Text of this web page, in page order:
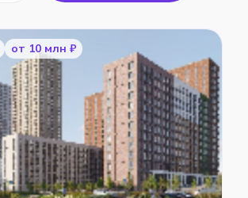
от 10 млн ₽